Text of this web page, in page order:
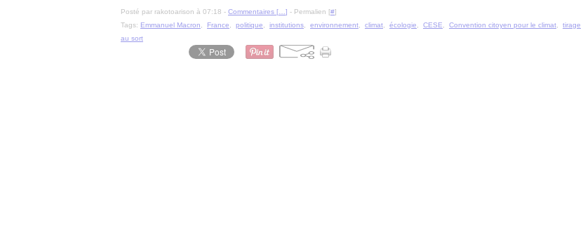
Posté par rakotoarison à 07:18 - Commentaires [ ] - Permalien [#]
Tags: Emmanuel Macron France politique institutions environnement climat écologie CESE Convention citoyen pour le climat
tirage
au sort